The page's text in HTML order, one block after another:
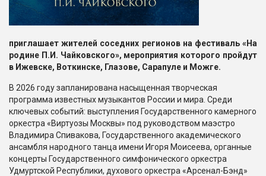
приглашает жителей соседних регионов на фестиваль «На
родине П.И. Чайковского», мероприятия которого пройдут
в Ижевске, Воткинске, Глазове, Сарапуле и Можге.
В 2026 году запланирована насыщенная творческая
программа известных музыкантов России и мира. Среди
ключевых событий: выступления Государственного камерного
оркестра «Виртуозы Москвы» под руководством маэстро
Владимира Спивакова, Государственного академического
ансамбля народного танца имени Игоря Моисеева, органные
концерты Государственного симфонического оркестра
Удмуртской Республики, духового оркестра «Арсенал-Бэнд»